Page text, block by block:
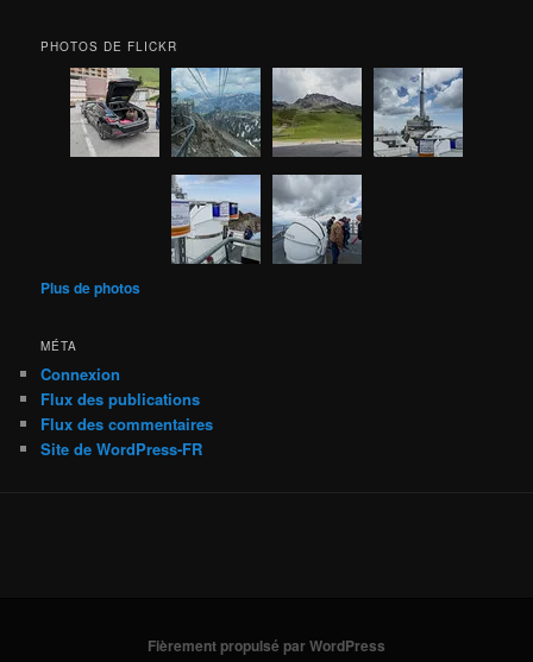
PHOTOS DE FLICKR
Plus de photos
MÉTA
Connexion
Flux des publications
Flux des commentaires
Site de WordPress-FR
Fièrement propulsé par WordPress